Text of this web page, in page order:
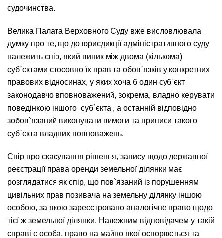
судочинства.
Велика Палата Верховного Суду вже висловлювала
думку про те, що до юрисдикції адміністративного суду
належить спір, який виник між двома (кількома)
суб`єктами стосовно їх прав та обов`язків у конкретних
правових відносинах, у яких хоча б один суб`єкт
законодавчо вповноважений, зокрема, владно керувати
поведінкою іншого суб`єкта , а останній відповідно
зобов`язаний виконувати вимоги та приписи такого
суб`єкта владних повноважень.
Спір про скасування рішення, запису щодо державної
реєстрації права оренди земельної ділянки має
розглядатися як спір, що пов`язаний із порушенням
цивільних прав позивача на земельну ділянку іншою
особою, за якою зареєстровано аналогічне право щодо
тієї ж земельної ділянки. Належним відповідачем у такій
справі є особа, право на майно якої оспорюється та